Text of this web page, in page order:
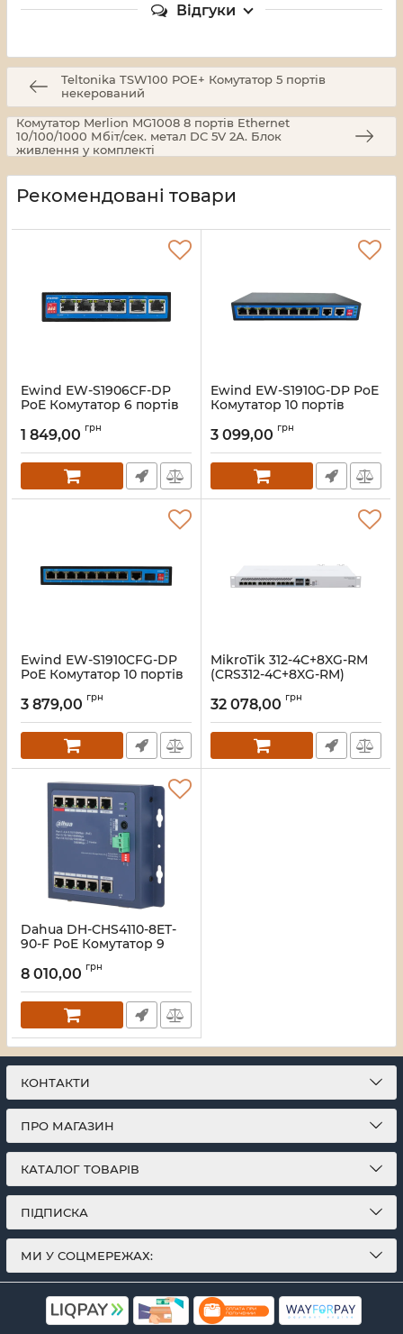
Відгуки
Teltonika TSW100 POE+ Комутатор 5 портів
некерований
Комутатор Merlion MG1008 8 портів Ethernet
10/100/1000 Мбіт/сек. метал DC 5V 2А. Блок
живлення у комплекті
Рекомендовані товари
Ewind EW-S1906CF-DP
PoE Комутатор 6 портів
Артикул:16_119577
1 849,00 грн
Ewind EW-S1910G-DP PoE
Комутатор 10 портів
Артикул:16_119576
3 099,00 грн
Ewind EW-S1910CFG-DP
PoE Комутатор 10 портів
Артикул:16_119575
3 879,00 грн
MikroTik 312-4C+8XG-RM
(CRS312-4C+8XG-RM)
Артикул:16_118592
32 078,00 грн
Dahua DH-CHS4110-8ET-
90-F PoE Комутатор 9
Артикул:16_118240
8 010,00 грн
КОНТАКТИ
ПРО МАГАЗИН
КАТАЛОГ ТОВАРІВ
ПІДПИСКА
МИ У СОЦМЕРЕЖАХ: